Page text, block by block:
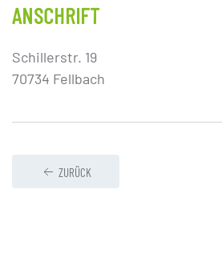
ANSCHRIFT
Schillerstr. 19
70734 Fellbach
ZURÜCK